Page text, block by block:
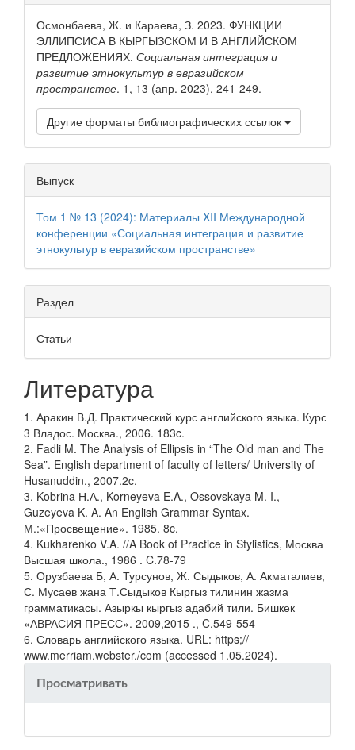
статьи
Осмонбаева, Ж. и Караева, З. 2023. ФУНКЦИИ
ЭЛЛИПСИСА В КЫРГЫЗСКОМ И В АНГЛИЙСКОМ
ПРЕДЛОЖЕНИЯХ. Социальная интеграция и
развитие этнокультур в евразийском
пространстве. 1, 13 (апр. 2023), 241-249.
Другие форматы библиографических ссылок
Выпуск
Том 1 № 13 (2024): Материалы XII Международной
конференции «Социальная интеграция и развитие
этнокультур в евразийском пространстве»
Раздел
Статьи
Литература
1. Аракин В.Д. Практический курс английского языка. Курс
3 Владос. Москва., 2006. 183c.
2. Fadli M. The Analysis of Ellipsis in “The Old man and The
Sea”. English department of faculty of letters/ University of
Husanuddin., 2007.2c.
3. Kobrina Н.А., Korneyeva E.A., Ossovskaya M. I.,
Guzeyeva K. A. An English Grammar Syntax.
М.:«Просвещение». 1985. 8c.
4. Kukharenko V.A. //A Book of Practice in Stylistics, Москва
Высшая школа., 1986 . C.78-79
5. Орузбаева Б, А. Турсунов, Ж. Сыдыков, А. Акматалиев,
С. Мусаев жана Т.Сыдыков Кыргыз тилинин жазма
грамматикасы. Азыркы кыргыз адабий тили. Бишкек
«АВРАСИЯ ПРЕСС». 2009,2015 ., C.549-554
6. Словарь английского языка. URL: https;//
www.merriam.webster./com (accessed 1.05.2024).
Просматривать